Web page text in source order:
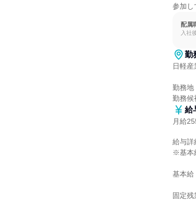
参加し
配属
入社
勤
日軽
勤務地
勤務候
給
月給
給与詳
※基本
基本給
固定残